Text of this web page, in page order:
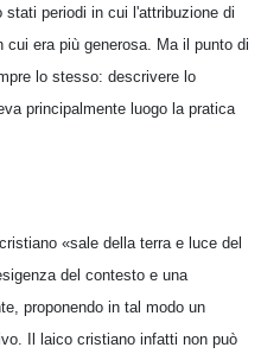
periodi in cui l'attribuzione di
era più generosa. Ma il punto di
lo stesso: descrivere lo
principalmente luogo la pratica
«sale della terra e luce del
del contesto e una
proponendo in tal modo un
Il laico cristiano infatti non può